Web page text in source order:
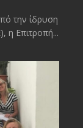
την ίδρυση
η Επιτροπή...